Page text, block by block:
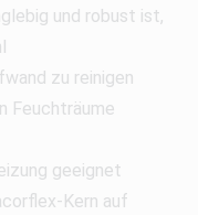
und robust ist,
zu reinigen
Feuchträume
geeignet
Kern auf